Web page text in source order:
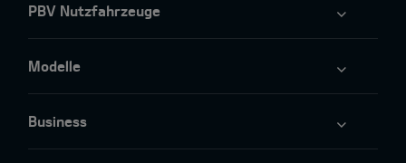
PBV Nutzfahrzeuge
Modelle
Business